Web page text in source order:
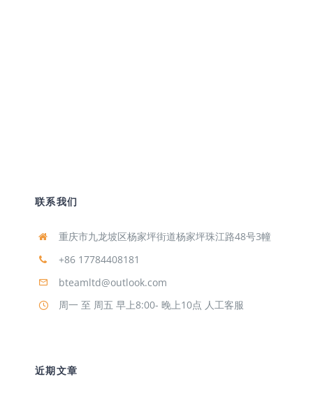
联系我们
重庆市九龙坡区杨家坪街道杨家坪珠江路48号3幢
+86 17784408181
bteamltd@outlook.com
周一 至 周五 早上8:00- 晚上10点 人工客服
近期文章